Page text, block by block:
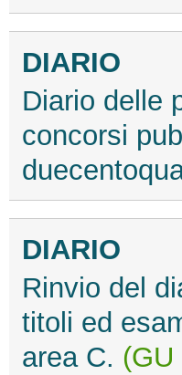
DIARIO
Diario delle
concorsi
DIARIO
Rinvio del
titoli ed
area C.